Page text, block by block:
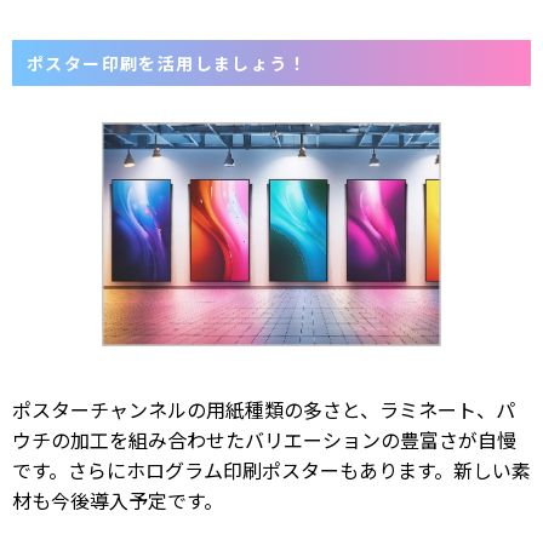
ポスター印刷を活用しましょう！
ポスターチャンネルの用紙種類の多さと、ラミネート、パ
ウチの加工を組み合わせたバリエーションの豊富さが自慢
です。さらにホログラム印刷ポスターもあります。新しい素
材も今後導入予定です。